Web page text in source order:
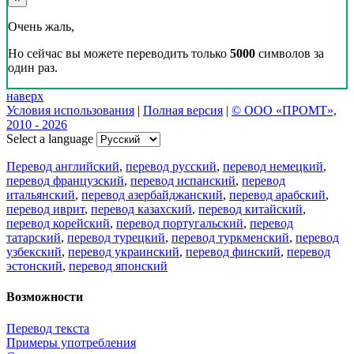
Очень жаль,
Но сейчас вы можете переводить только 5000 символов за
один раз.
наверх
Условия использования | Полная версия | © ООО «ПРОМТ»,
2010 - 2026
Select a language
Перевод английский, перевод русский, перевод немецкий,
перевод французский, перевод испанский, перевод
итальянский, перевод азербайджанский, перевод арабский,
перевод иврит, перевод казахский, перевод китайский,
перевод корейский, перевод португальский, перевод
татарский, перевод турецкий, перевод туркменский, перевод
узбекский, перевод украинский, перевод финский, перевод
эстонский, перевод японский
Возможности
Перевод текста
Примеры употребления